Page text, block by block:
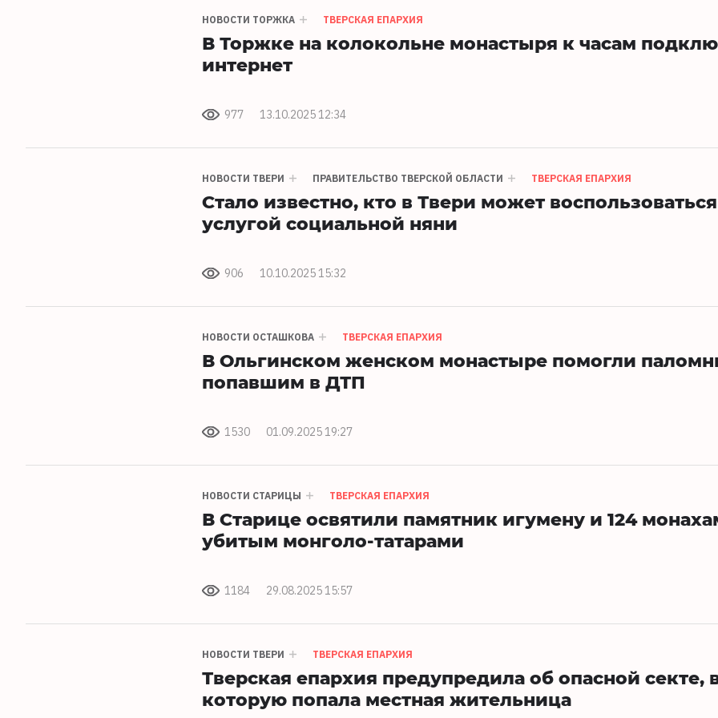
НОВОСТИ ТОРЖКА ТВЕРСКАЯ ЕПАРХИЯ
В Торжке на колокольне монастыря к часам
интернет
977 13.10.2025 12:34
НОВОСТИ ТВЕРИ ПРАВИТЕЛЬСТВО ТВЕРСКОЙ ОБЛАСТИ ТВЕРСКАЯ ЕПАРХИЯ
Стало известно, кто в Твери может воспользоваться
услугой социальной няни
906 10.10.2025 15:32
НОВОСТИ ОСТАШКОВА ТВЕРСКАЯ ЕПАРХИЯ
В Ольгинском женском монастыре помогли
попавшим в ДТП
1530 01.09.2025 19:27
НОВОСТИ СТАРИЦЫ ТВЕРСКАЯ ЕПАРХИЯ
В Старице освятили памятник игумену и 124
убитым монголо-татарами
1184 29.08.2025 15:57
НОВОСТИ ТВЕРИ ТВЕРСКАЯ ЕПАРХИЯ
Тверская епархия предупредила об опасной секте,
которую попала местная жительница